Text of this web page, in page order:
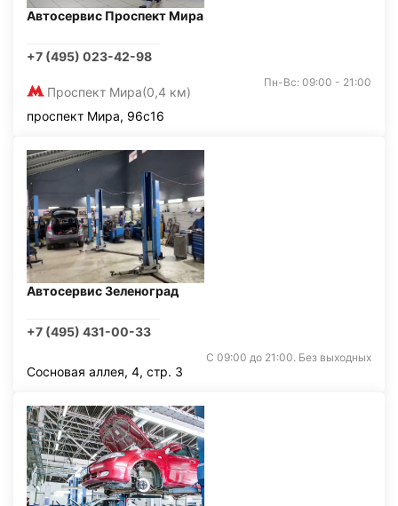
Автосервис Проспект Мира
+7 (495) 023-42-98
Проспект Мира(0,4 км)
Пн-Вс: 09:00 - 21:00
проспект Мира, 96с16
Автосервис Зеленоград
+7 (495) 431-00-33
С 09:00 до 21:00. Без выходных
Сосновая аллея, 4, стр. 3